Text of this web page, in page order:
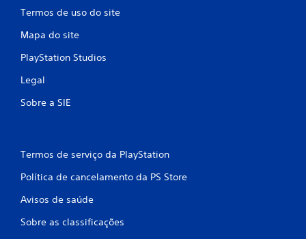
Termos de uso do site
Mapa do site
PlayStation Studios
Legal
Sobre a SIE
Termos de serviço da PlayStation
Política de cancelamento da PS Store
Avisos de saúde
Sobre as classificações